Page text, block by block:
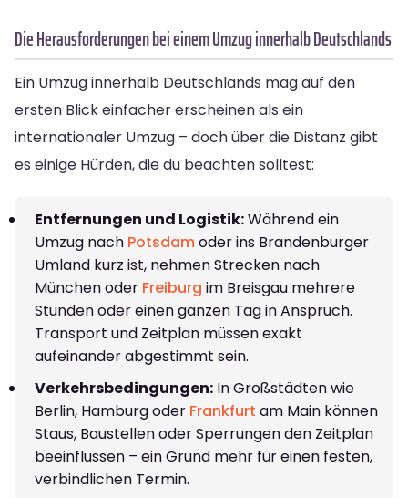
Die Herausforderungen bei einem Umzug innerhalb Deutschlands
Ein Umzug innerhalb Deutschlands mag auf den
ersten Blick einfacher erscheinen als ein
internationaler Umzug – doch über die Distanz gibt
es einige Hürden, die du beachten solltest:
Entfernungen und Logistik:Während ein
Umzug nach Potsdamoder ins Brandenburger
Umland kurz ist, nehmen Strecken nach
München oder Freiburg im Breisgau mehrere
Stunden oder einen ganzen Tag in Anspruch.
Transport und Zeitplan müssen exakt
aufeinander abgestimmt sein.
Verkehrsbedingungen: In Großstädten wie
Berlin, Hamburg oder Frankfurt am Main können
Staus, Baustellen oder Sperrungen den Zeitplan
beeinflussen – ein Grund mehr für einen festen,
verbindlichen Termin.